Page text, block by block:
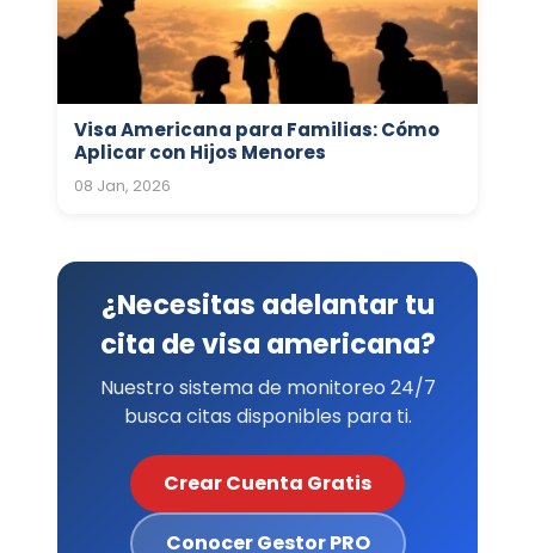
Visa Americana para Familias: Cómo
Aplicar con Hijos Menores
08 Jan, 2026
¿Necesitas adelantar tu
cita de visa americana?
Nuestro sistema de monitoreo 24/7
busca citas disponibles para ti.
Crear Cuenta Gratis
Conocer Gestor PRO